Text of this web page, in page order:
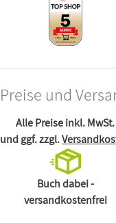
Preise und
Alle Preise inkl. MwSt.
und ggf. zzgl.
Buch dabei -
versandkostenfrei